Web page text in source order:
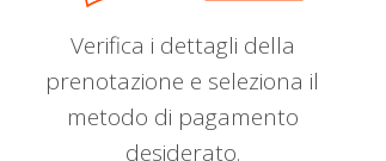
Verifica i dettagli della
prenotazione e seleziona il
metodo di pagamento
desiderato.